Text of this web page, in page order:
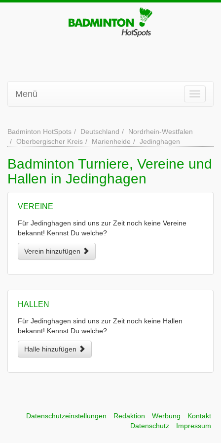
Menü
Badminton HotSpots Deutschland
Nordrhein-Westfalen
Oberbergischer Kreis
Marienheide Jedinghagen
Badminton Turniere, Vereine und
Hallen in Jedinghagen
VEREINE
Für Jedinghagen sind uns zur Zeit noch keine Vereine
bekannt! Kennst Du welche?
Verein hinzufügen
HALLEN
Für Jedinghagen sind uns zur Zeit noch keine Hallen
bekannt! Kennst Du welche?
Halle hinzufügen
Datenschutzeinstellungen Redaktion Werbung
Kontakt
Datenschutz
Impressum